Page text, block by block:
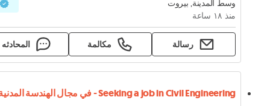
وسط المدينة, بيروت
منذ ١٨ ساعة
رسالة مكالمة المحادثه
Seeking a job in Civil Engineering - في مجال الهندسة المدنية